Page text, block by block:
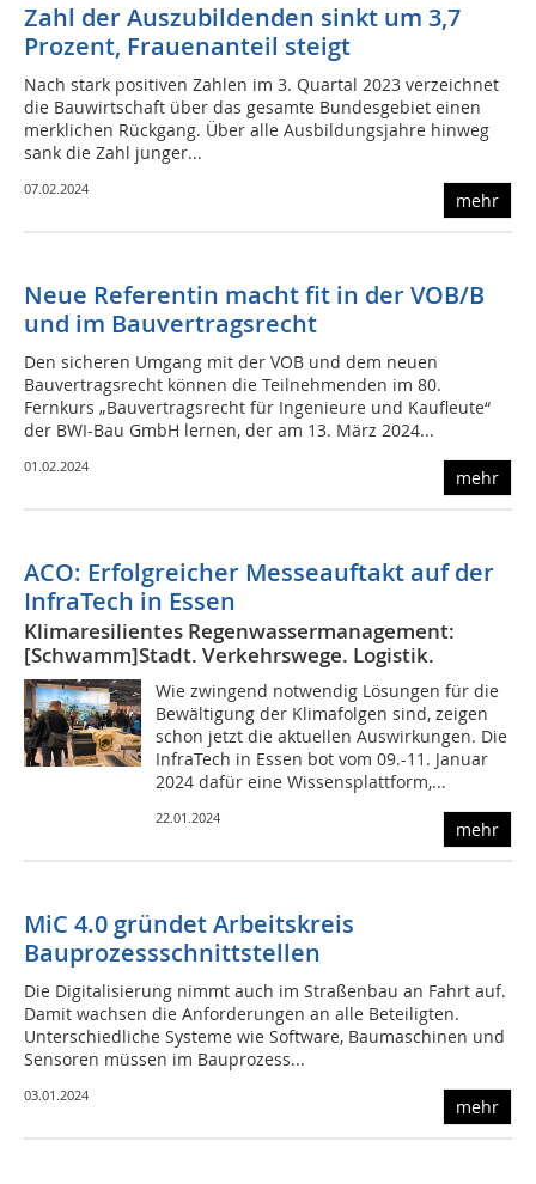
Zahl der Auszubildenden sinkt um 3,7
Prozent, Frauenanteil steigt
Nach stark positiven Zahlen im 3. Quartal 2023 verzeichnet
die Bauwirtschaft über das gesamte Bundesgebiet einen
merklichen Rückgang. Über alle Ausbildungsjahre hinweg
sank die Zahl junger...
07.02.2024
mehr
Neue Referentin macht fit in der VOB/B
und im Bauvertragsrecht
Den sicheren Umgang mit der VOB und dem neuen
Bauvertragsrecht können die Teilnehmenden im 80.
Fernkurs „Bauvertragsrecht für Ingenieure und Kaufleute“
der BWI-Bau GmbH lernen, der am 13. März 2024...
01.02.2024
mehr
ACO: Erfolgreicher Messeauftakt auf der
InfraTech in Essen
Klimaresilientes Regenwassermanagement:
[Schwamm]Stadt. Verkehrswege. Logistik.
Wie zwingend notwendig Lösungen für die
Bewältigung der Klimafolgen sind, zeigen
schon jetzt die aktuellen Auswirkungen. Die
InfraTech in Essen bot vom 09.-11. Januar
2024 dafür eine Wissensplattform,...
22.01.2024
mehr
MiC 4.0 gründet Arbeitskreis
Bauprozessschnittstellen
Die Digitalisierung nimmt auch im Straßenbau an Fahrt auf.
Damit wachsen die Anforderungen an alle Beteiligten.
Unterschiedliche Systeme wie Software, Baumaschinen und
Sensoren müssen im Bauprozess...
03.01.2024
mehr